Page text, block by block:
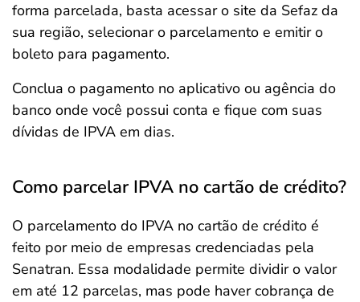
forma parcelada, basta acessar o site da Sefaz da
sua região, selecionar o parcelamento e emitir o
boleto para pagamento.
Conclua o pagamento no aplicativo ou agência do
banco onde você possui conta e fique com suas
dívidas de IPVA em dias.
Como parcelar IPVA no cartão de crédito?
O parcelamento do IPVA no cartão de crédito é
feito por meio de empresas credenciadas pela
Senatran. Essa modalidade permite dividir o valor
em até 12 parcelas, mas pode haver cobrança de